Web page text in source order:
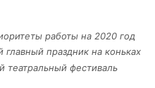
работы на 2020 год
главный праздник на коньках
театральный фестиваль